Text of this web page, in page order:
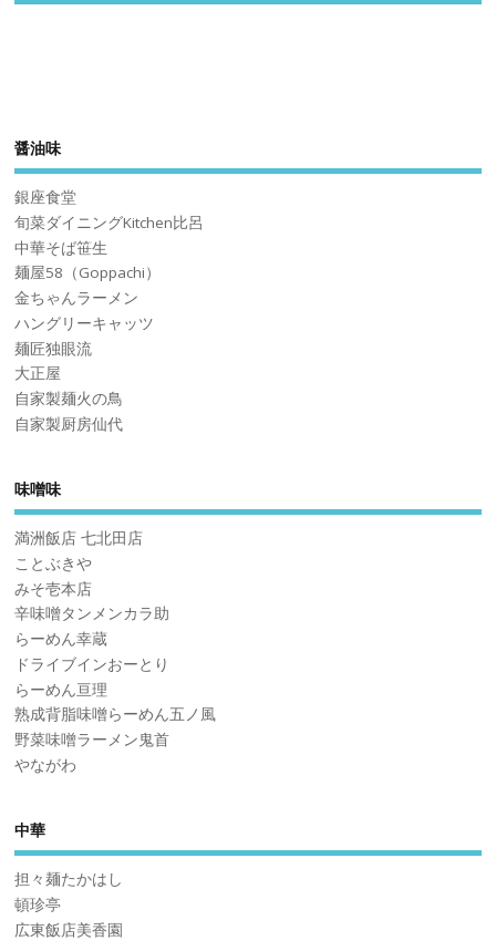
醤油味
銀座食堂
旬菜ダイニングKitchen比呂
中華そば笹生
麺屋58（Goppachi）
金ちゃんラーメン
ハングリーキャッツ
麺匠独眼流
大正屋
自家製麺火の鳥
自家製厨房仙代
味噌味
満洲飯店 七北田店
ことぶきや
みそ壱本店
辛味噌タンメンカラ助
らーめん幸蔵
ドライブインおーとり
らーめん亘理
熟成背脂味噌らーめん五ノ風
野菜味噌ラーメン鬼首
やながわ
中華
担々麺たかはし
頓珍亭
広東飯店美香園